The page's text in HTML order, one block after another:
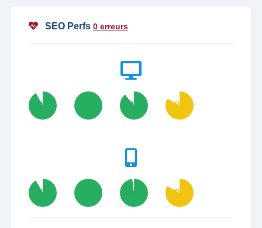
SEO Perfs 0 erreurs
92 89 83
92 98 83